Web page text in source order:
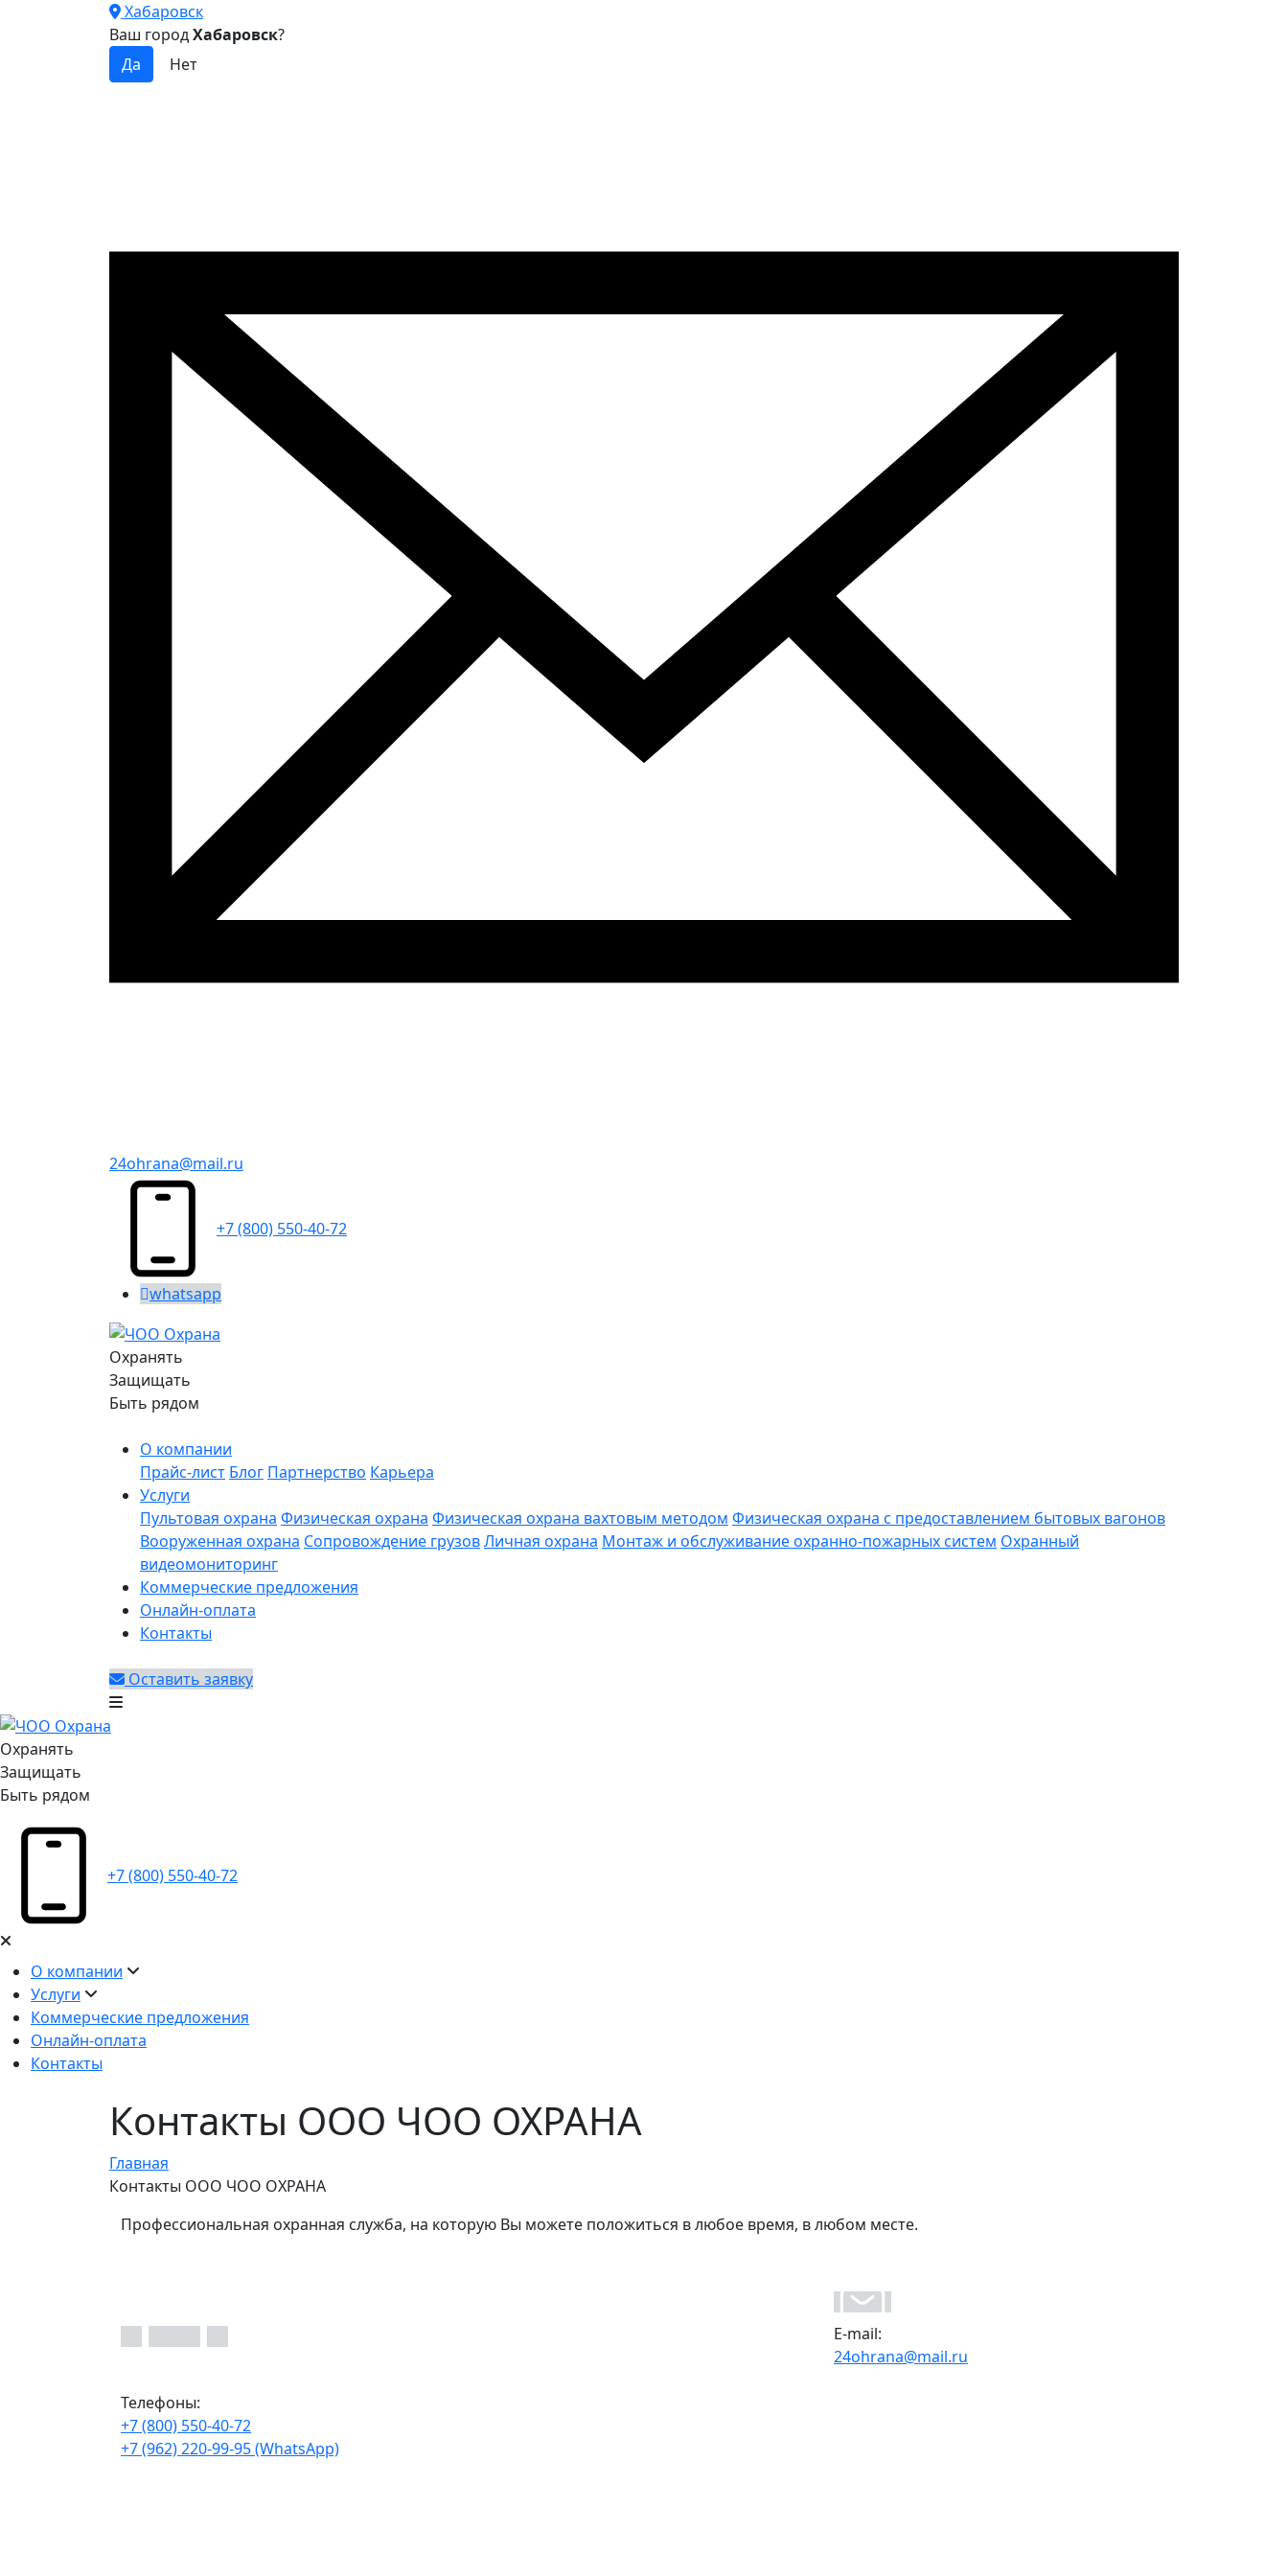
Хабаровск
Ваш городХабаровск?
24ohrana@mail.ru
+7 (800) 550-40-72
whatsapp
Охранять
Защищать
Быть рядом
О компании
Прайс-лист Блог Партнерство Карьера
Услуги
Пультовая охрана Физическая охрана Физическая охрана вахтовым методом Физическая охрана с предоставлением бытовых вагонов
Вооруженная охрана Сопровождение грузовЛичная охрана Монтаж и обслуживание охранно-пожарных систем Охранный
видеомониторинг
Коммерческие предложения
Онлайн-оплата
Контакты
Оставить заявку
Охранять
Защищать
Быть рядом
+7 (800) 550-40-72
О компании
Услуги
Коммерческие предложения
Онлайн-оплата
Контакты
Контакты ООО ЧОО ОХРАНА
Главная
Контакты ООО ЧОО ОХРАНА
Профессиональная охранная служба, на которую Вы можете положиться в любое время, в любом месте.
Телефоны:
+7 (800) 550-40-72
+7 (962) 220-99-95 (WhatsApp)
E-mail:
24ohrana@mail.ru